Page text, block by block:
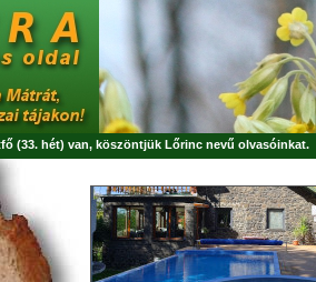
(33. hét) van, köszöntjük Lőrinc nevű olvasóinkat.